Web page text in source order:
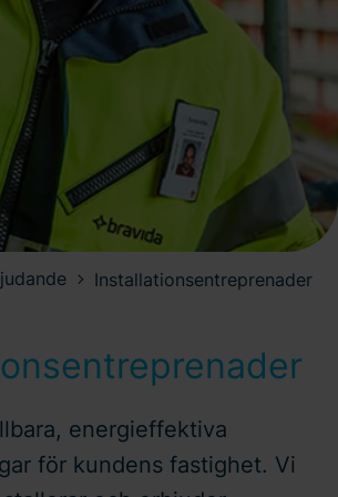
Installationsentreprenader
energieffektiva
för kundens fastighet. Vi